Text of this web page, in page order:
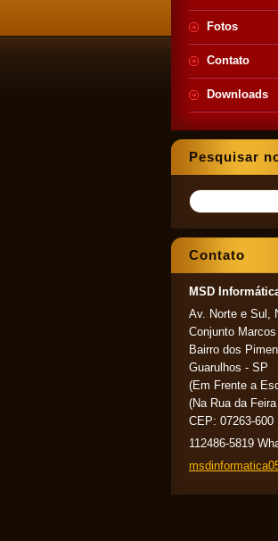
Fotos
Contato
Downloads
Pesquisar
Contato
MSD
Av. Norte e Sul,
Conjunto
Bairro dos
Guarulhos - SP
(Em Frente a
(Na Rua da
CEP: 07263-600
112486-5819
msdinfor